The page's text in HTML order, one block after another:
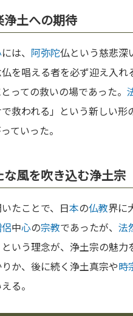
土への期待
には、 阿弥陀仏という慈悲深
を唱える者を必ず迎え入れ
っての救いの場であった。
で救われる」という新しい形
ていった。
な風を吹き込む浄土宗
たことで、日本の仏教界に
中心の宗教であったが、 法
いう理念が、浄土宗の魅
か、後に続く浄土真宗や時
る。